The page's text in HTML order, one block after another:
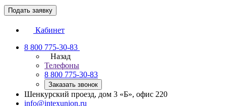
Подать заявку
Кабинет
8 800 775-30-83
Назад
Телефоны
8 800 775-30-83
Заказать звонок
Шенкурский проезд, дом 3 «Б», офис 220
info@intexunion.ru